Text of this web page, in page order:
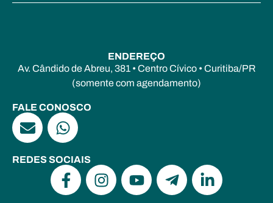
ENDEREÇO
Av. Cândido de Abreu, 381 • Centro Cívico • Curitiba/PR
(somente com agendamento)
FALE CONOSCO
REDES SOCIAIS